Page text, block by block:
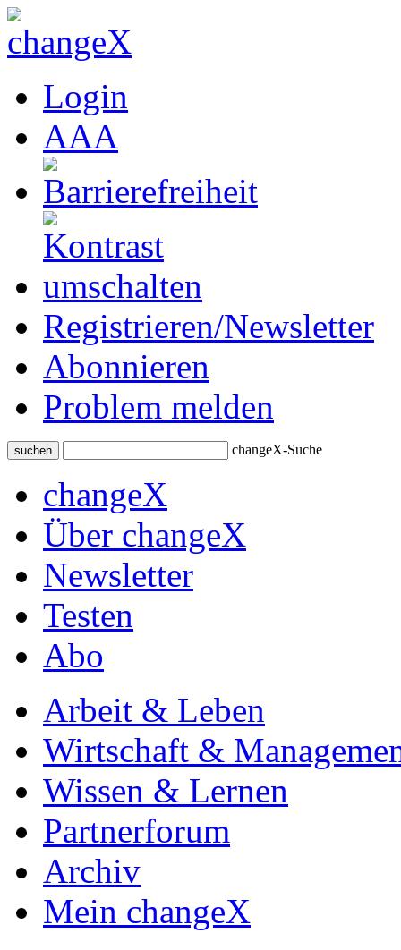
Login
AAA
Registrieren/Newsletter
Abonnieren
Problem melden
suchen changeX-Suche
changeX
Über changeX
Newsletter
Testen
Abo
Arbeit & Leben
Wirtschaft &
Wissen & Lernen
Partnerforum
Archiv
Mein changeX